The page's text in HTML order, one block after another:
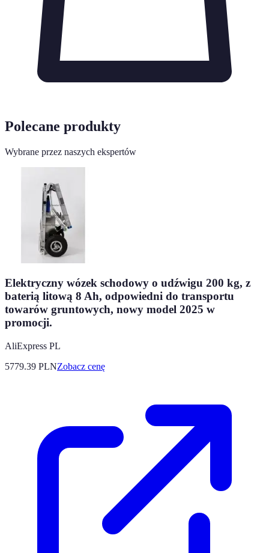
Polecane produkty
Wybrane przez naszych ekspertów
Elektryczny wózek schodowy o udźwigu 200 kg, z
baterią litową 8 Ah, odpowiedni do transportu
towarów gruntowych, nowy model 2025 w
promocji.
AliExpress PL
5779.39 PLNZobacz cenę